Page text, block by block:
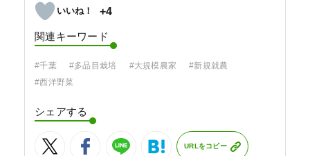
+4
関連キーワード
#千葉 #多品目栽培 #大規模農家
#新規就農
#西洋野菜
シェアする
URLをコピー